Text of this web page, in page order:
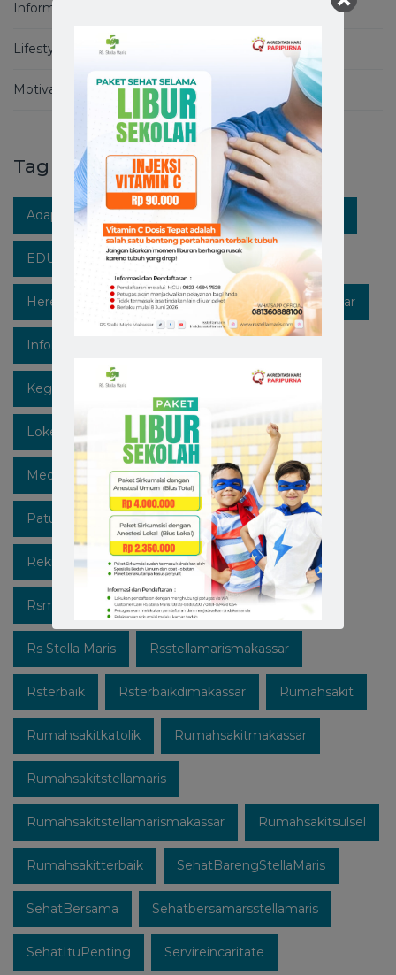
Informasi Covid-19
Lifestyle
Motivation
Tag
Adaptasi Kebiasaan Baru Berita RS Stella Maris
EDUKASIKESEHATAN Healthpedia
Hereforyou Hidupsehat Hospitalinmakassar
Infokesehatan
Kegiatan Lawan Covid-19 Likeforfollow
Lokermakassar Makassar Mediaedukasi
Medicalcheckup Open Recruitment
Patuhi Protokol Promo Recruitment
Rekrutmen Karyawan Baru Rsmakassar
Rsmakassarramah Rssm Rsstellamaris
Rs Stella Maris Rsstellamarismakassar
Rsterbaik Rsterbaikdimakassar Rumahsakit
Rumahsakitkatolik Rumahsakitmakassar
Rumahsakitstellamaris
Rumahsakitstellamarismakassar Rumahsakitsulsel
Rumahsakitterbaik SehatBarengStellaMaris
SehatBersama Sehatbersamarsstellamaris
SehatItuPenting Servireincaritate